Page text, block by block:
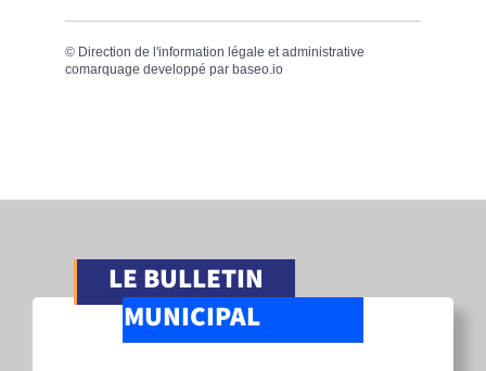
© Direction de l'information légale et administrative
comarquage developpé par baseo.io
LE BULLETIN
MUNICIPAL